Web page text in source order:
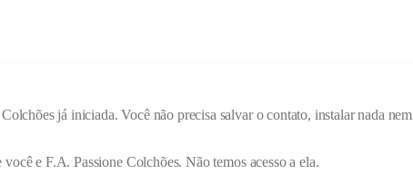
já iniciada. Você não precisa salvar o contato, instalar nada
você e F.A. Passione Colchões. Não temos acesso a ela.